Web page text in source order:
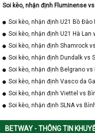
Soi kèo, nhận định Fluminense
Soi kèo, nhận định U21 Bồ
Soi kèo, nhận định U21 Hà
Soi kèo, nhận định Shamrock
Soi kèo, nhận định Dundalk vs
Soi kèo, nhận định Belgrano
Soi kèo, nhận định Vasco da
Soi kèo, nhận định Viettel vs
Soi kèo, nhận định SLNA vs
BETWAY - THÔNG TIN